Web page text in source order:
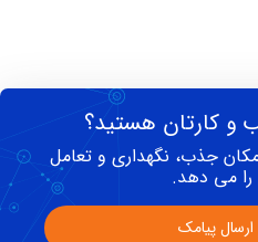
و کارتان هستید؟
جذب، نگهداری و تعامل
را می دهد.
پیامک